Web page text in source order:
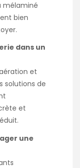
mélaminé
bien
dans un
et
solutions de
et
une